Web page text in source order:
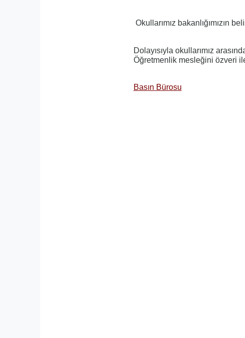
Okullarımız bakanlığımızın
Dolayısıyla okullarımız
Öğretmenlik mesleğini özveri
Basın Bürosu